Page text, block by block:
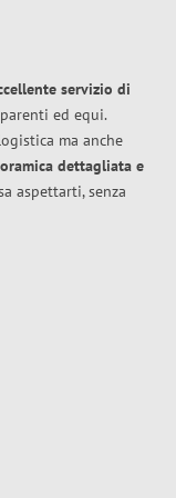
servizio di
ed equi.
ma anche
dettagliata e
aspettarti, senza